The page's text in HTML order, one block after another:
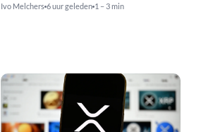
Ivo Melchers 6 uur geleden 1 – 3 min